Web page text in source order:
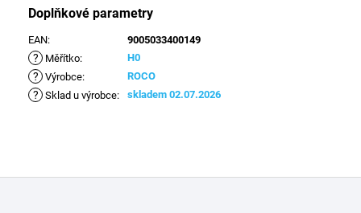
Doplňkové parametry
EAN: 9005033400149
? Měřítko: H0
? Výrobce: ROCO
? Sklad u výrobce: skladem 02.07.2026